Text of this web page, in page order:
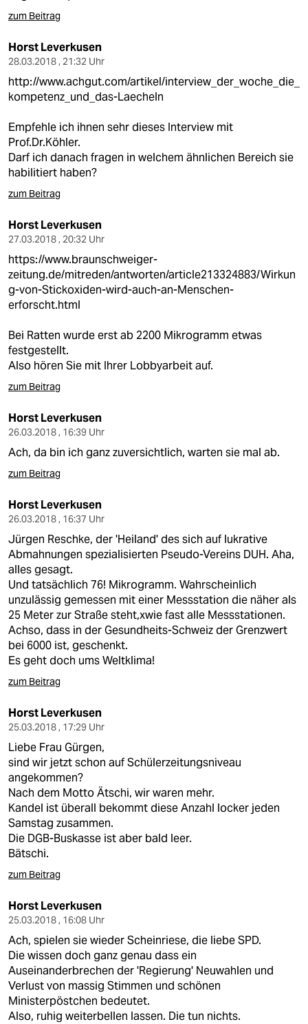
zum Beitrag
Horst Leverkusen
28.03.2018 , 21:32 Uhr
http://www.achgut.com/artikel/interview_der_woche_die_
kompetenz_und_das-Laecheln
Empfehle ich ihnen sehr dieses Interview mit
Prof.Dr.Köhler.
Darf ich danach fragen in welchem ähnlichen Bereich sie
habilitiert haben?
zum Beitrag
Horst Leverkusen
27.03.2018 , 20:32 Uhr
https://www.braunschweiger-
zeitung.de/mitreden/antworten/article213324883/Wirkun
g-von-Stickoxiden-wird-auch-an-Menschen-
erforscht.html
Bei Ratten wurde erst ab 2200 Mikrogramm etwas
festgestellt.
Also hören Sie mit Ihrer Lobbyarbeit auf.
zum Beitrag
Horst Leverkusen
26.03.2018 , 16:39 Uhr
Ach, da bin ich ganz zuversichtlich, warten sie mal ab.
zum Beitrag
Horst Leverkusen
26.03.2018 , 16:37 Uhr
Jürgen Reschke, der 'Heiland' des sich auf lukrative
Abmahnungen spezialisierten Pseudo-Vereins DUH. Aha,
alles gesagt.
Und tatsächlich 76! Mikrogramm. Wahrscheinlich
unzulässig gemessen mit einer Messstation die näher als
25 Meter zur Straße steht,xwie fast alle Messstationen.
Achso, dass in der Gesundheits-Schweiz der Grenzwert
bei 6000 ist, geschenkt.
Es geht doch ums Weltklima!
zum Beitrag
Horst Leverkusen
25.03.2018 , 17:29 Uhr
Liebe Frau Gürgen,
sind wir jetzt schon auf Schülerzeitungsniveau
angekommen?
Nach dem Motto Ätschi, wir waren mehr.
Kandel ist überall bekommt diese Anzahl locker jeden
Samstag zusammen.
Die DGB-Buskasse ist aber bald leer.
Bätschi.
zum Beitrag
Horst Leverkusen
25.03.2018 , 16:08 Uhr
Ach, spielen sie wieder Scheinriese, die liebe SPD.
Die wissen doch ganz genau dass ein
Auseinanderbrechen der 'Regierung' Neuwahlen und
Verlust von massig Stimmen und schönen
Ministerpöstchen bedeutet.
Also, ruhig weiterbellen lassen. Die tun nichts.